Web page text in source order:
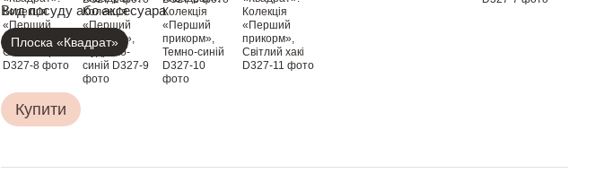
Вид посуду або аксесуара
Плоска «Квадрат»
Купити